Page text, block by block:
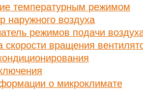
температурным режимом
наружного воздуха
режимов подачи
скорости вращения
о микроклимате